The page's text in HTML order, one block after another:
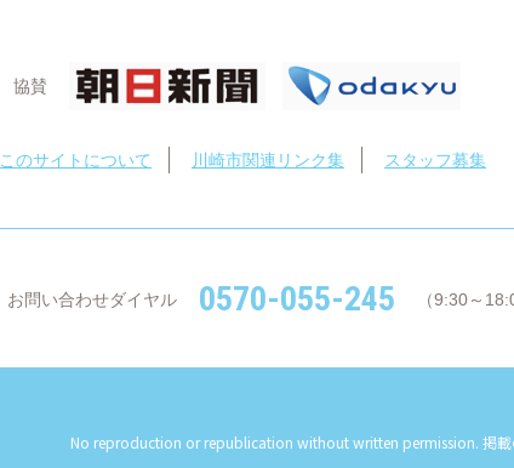
協賛
このサイトについて 川崎市関連リンク集 スタッフ募集
お問い合わせダイヤル 0570-055-245 （9:30～
No reproduction or republication without written permission. 掲